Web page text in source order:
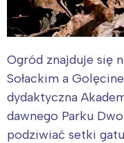
Ogród znajduje się
Sołackim a
dydaktyczna
dawnego Parku
podziwiać setki